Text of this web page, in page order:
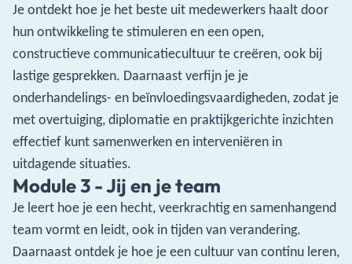
Je ontdekt hoe je het beste uit medewerkers haalt door
hun ontwikkeling te stimuleren en een open,
constructieve communicatiecultuur te creëren, ook bij
lastige gesprekken. Daarnaast verfijn je je
onderhandelings- en beïnvloedingsvaardigheden, zodat je
met overtuiging, diplomatie en praktijkgerichte inzichten
effectief kunt samenwerken en interveniëren in
uitdagende situaties.
Module 3 - Jij en je team
Je leert hoe je een hecht, veerkrachtig en samenhangend
team vormt en leidt, ook in tijden van verandering.
Daarnaast ontdek je hoe je een cultuur van continu leren,